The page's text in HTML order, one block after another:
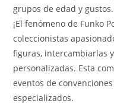
grupos de edad y gustos.
¡El fenómeno de Funko
coleccionistas
figuras, intercambiarlas
personalizadas. Esta
eventos de
especializados.